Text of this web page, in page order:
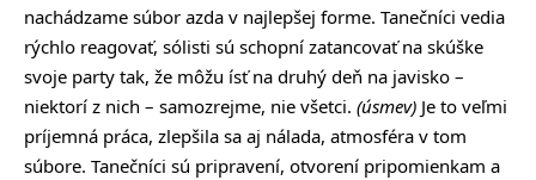
nachádzame súbor azda v najlepšej forme. Tanečníci vedia
rýchlo reagovať, sólisti sú schopní zatancovať na skúške
svoje party tak, že môžu ísť na druhý deň na javisko –
niektorí z nich – samozrejme, nie všetci. (úsmev) Je to veľmi
príjemná práca, zlepšila sa aj nálada, atmosféra v tom
súbore. Tanečníci sú pripravení, otvorení pripomienkam a